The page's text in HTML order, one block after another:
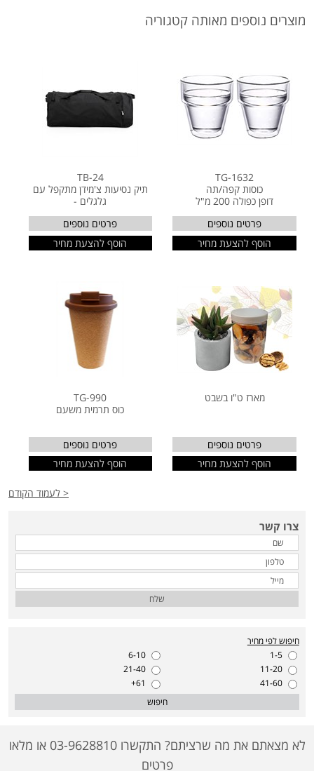
מוצרים נוספים מאותה קטגוריה
TG-1632
כוסות קפה/תה
דופן כפולה 200 מ"ל
פרטים נוספים
הוסף להצעת מחיר
TB-24
תיק נסיעות צ'מידן מתקפל עם
גלגלים -
פרטים נוספים
הוסף להצעת מחיר
מארז ט"ו בשבט
פרטים נוספים
הוסף להצעת מחיר
TG-990
כוס תרמית משעם
פרטים נוספים
הוסף להצעת מחיר
< לעמוד הקודם
צרו קשר
שלח
חיפוש לפי מחיר
1-5
6-10
11-20
21-40
41-60
61+
חיפוש
לא מצאתם את מה שרציתם? התקשרו 03-9628810 או מלאו
פרטים